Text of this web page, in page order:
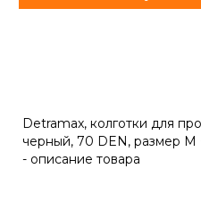
Detramax, колготки для
черный, 70 DEN, размер M
- описание товара